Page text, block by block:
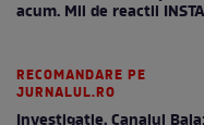
acum. Mii de reactii
RECOMANDARE PE
JURNALUL.RO